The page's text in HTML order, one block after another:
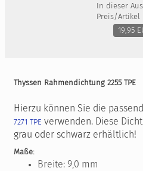
In dieser
Preis/Artikel
19,95
Thyssen Rahmendichtung 2255 TPE
Hierzu können Sie die
7271 TPE verwenden. Diese
grau oder schwarz erhältlich!
Maße:
Breite: 9,0 mm